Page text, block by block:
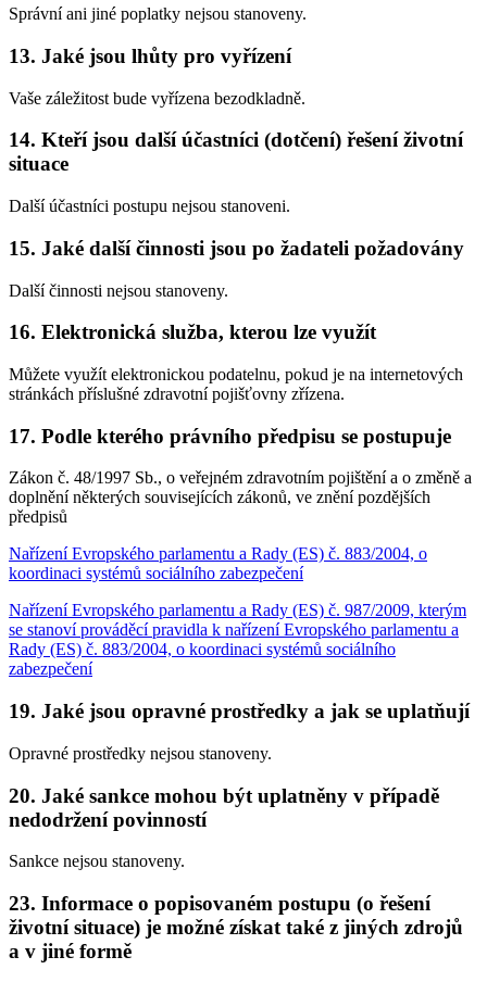
Správní ani jiné poplatky nejsou stanoveny.
13. Jaké jsou lhůty pro vyřízení
Vaše záležitost bude vyřízena bezodkladně.
14. Kteří jsou další účastníci (dotčení) řešení životní
situace
Další účastníci postupu nejsou stanoveni.
15. Jaké další činnosti jsou po žadateli požadovány
Další činnosti nejsou stanoveny.
16. Elektronická služba, kterou lze využít
Můžete využít elektronickou podatelnu, pokud je na internetových
stránkách příslušné zdravotní pojišťovny zřízena.
17. Podle kterého právního předpisu se postupuje
Zákon č. 48/1997 Sb., o veřejném zdravotním pojištění a o změně a
doplnění některých souvisejících zákonů, ve znění pozdějších
předpisů
Nařízení Evropského parlamentu a Rady (ES) č. 883/2004, o
koordinaci systémů sociálního zabezpečení
Nařízení Evropského parlamentu a Rady (ES) č. 987/2009, kterým
se stanoví prováděcí pravidla k nařízení Evropského parlamentu a
Rady (ES) č. 883/2004, o koordinaci systémů sociálního
zabezpečení
19. Jaké jsou opravné prostředky a jak se uplatňují
Opravné prostředky nejsou stanoveny.
20. Jaké sankce mohou být uplatněny v případě
nedodržení povinností
Sankce nejsou stanoveny.
23. Informace o popisovaném postupu (o řešení
životní situace) je možné získat také z jiných zdrojů
a v jiné formě